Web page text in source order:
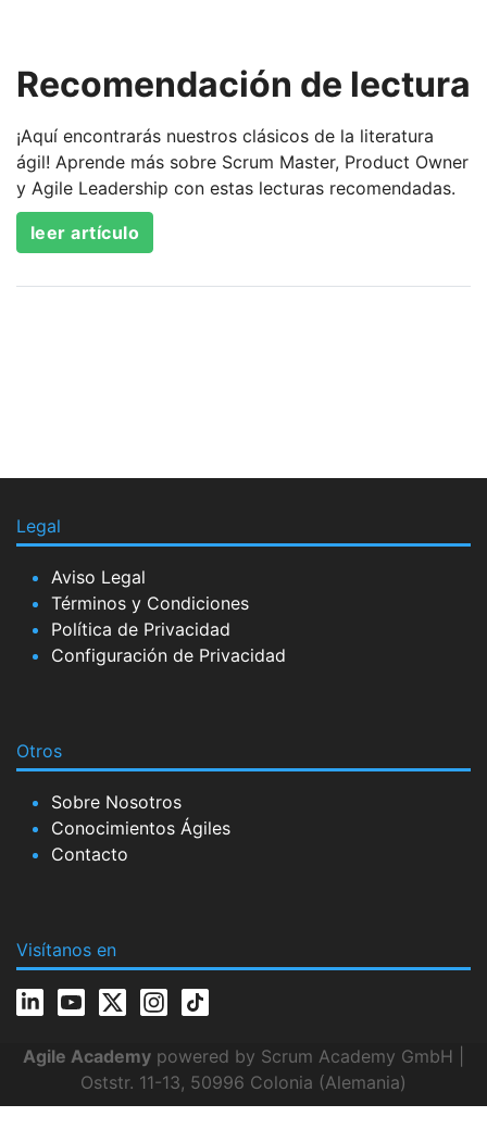
Recomendación de lectura
¡Aquí encontrarás nuestros clásicos de la literatura
ágil! Aprende más sobre Scrum Master, Product Owner
y Agile Leadership con estas lecturas recomendadas.
leer artículo
Legal
Aviso Legal
Términos y Condiciones
Política de Privacidad
Configuración de Privacidad
Otros
Sobre Nosotros
Conocimientos Ágiles
Contacto
Visítanos en
Agile Academy powered by Scrum Academy GmbH |
Oststr. 11-13, 50996 Colonia (Alemania)